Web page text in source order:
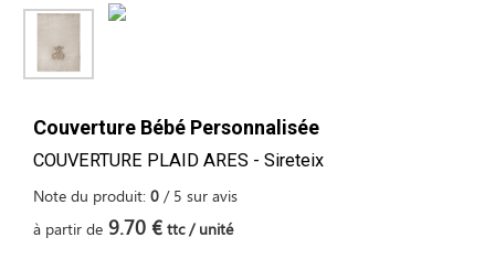
Couverture Bébé Personnalisée
COUVERTURE PLAID ARES - Sireteix
Note du produit: 0 / 5 sur avis
à partir de 9.70 € ttc / unité